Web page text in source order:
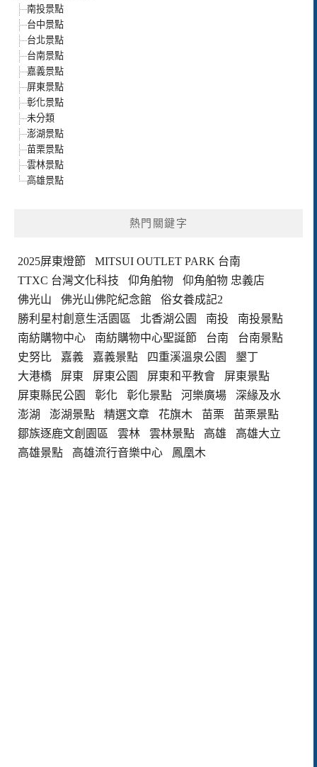
南投景點
台中景點
台北景點
台南景點
嘉義景點
屏東景點
彰化景點
未分類
澎湖景點
苗栗景點
雲林景點
高雄景點
熱門關鍵字
2025屏東燈節
MITSUI OUTLET PARK 台南
TTXC 台灣文化科技
仰角舶物
仰角舶物 忠義店
佛光山
佛光山佛陀紀念館
俗女養成記2
勝利星村創意生活園區
北香湖公園 南投
南投景點
南紡購物中心
南紡購物中心聖誕節 台南
台南景點
史努比
嘉義 嘉義景點 四重溪溫泉公園
墾丁
大港橋
屏東 屏東公園 屏東和平教會
屏東景點
屏東縣民公園
彰化 彰化景點 河樂廣場
深緣及水
澎湖
澎湖景點 精選文章 花旗木 苗栗
苗栗景點
鄒族逐鹿文創園區
雲林 雲林景點 高雄
高雄大立
高雄景點
高雄流行音樂中心 鳳凰木